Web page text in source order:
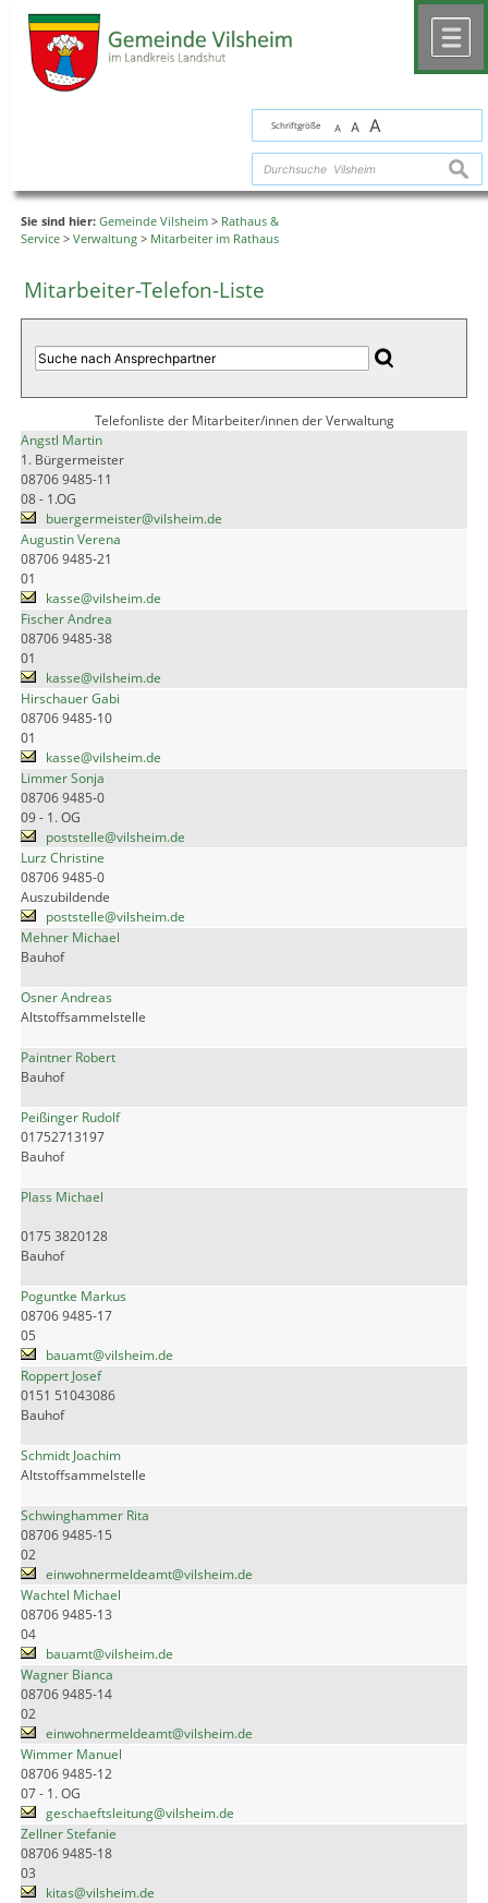
Schriftgröße A A A
Sie sind hier: Gemeinde Vilsheim > Rathaus &
Service > Verwaltung > Mitarbeiter im Rathaus
Mitarbeiter-Telefon-Liste
Telefonliste der Mitarbeiter/innen der Verwaltung
Angstl Martin
1. Bürgermeister
08706 9485-11
08 - 1.OG
buergermeister@vilsheim.de
Augustin Verena
08706 9485-21
01
kasse@vilsheim.de
Fischer Andrea
08706 9485-38
01
kasse@vilsheim.de
Hirschauer Gabi
08706 9485-10
01
kasse@vilsheim.de
Limmer Sonja
08706 9485-0
09 - 1. OG
poststelle@vilsheim.de
Lurz Christine
08706 9485-0
Auszubildende
poststelle@vilsheim.de
Mehner Michael
Bauhof
Osner Andreas
Altstoffsammelstelle
Paintner Robert
Bauhof
Peißinger Rudolf
01752713197
Bauhof
Plass Michael
0175 3820128
Bauhof
Poguntke Markus
08706 9485-17
05
bauamt@vilsheim.de
Roppert Josef
0151 51043086
Bauhof
Schmidt Joachim
Altstoffsammelstelle
Schwinghammer Rita
08706 9485-15
02
einwohnermeldeamt@vilsheim.de
Wachtel Michael
08706 9485-13
04
bauamt@vilsheim.de
Wagner Bianca
08706 9485-14
02
einwohnermeldeamt@vilsheim.de
Wimmer Manuel
08706 9485-12
07 - 1. OG
geschaeftsleitung@vilsheim.de
Zellner Stefanie
08706 9485-18
03
kitas@vilsheim.de